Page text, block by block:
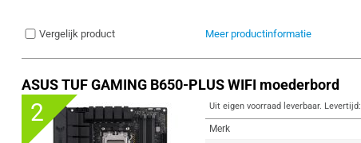
Vergelijk product Meer productinformatie
ASUS TUF GAMING B650-PLUS WIFI moederbord
2 Uit eigen voorraad leverbaar. Levertijd:
Merk